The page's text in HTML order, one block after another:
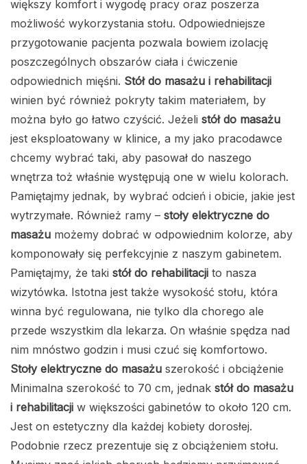
większy komfort i wygodę pracy oraz poszerza
możliwość wykorzystania stołu. Odpowiedniejsze
przygotowanie pacjenta pozwala bowiem izolację
poszczególnych obszarów ciała i ćwiczenie
odpowiednich mięśni. Stół do masażu i rehabilitacji
winien być również pokryty takim materiałem, by
można było go łatwo czyścić. Jeżeli stół do masażu
jest eksploatowany w klinice, a my jako pracodawce
chcemy wybrać taki, aby pasował do naszego
wnętrza toż właśnie występują one w wielu kolorach.
Pamiętajmy jednak, by wybrać odcień i obicie, jakie jest
wytrzymałe. Również ramy – stoły elektryczne do
masażu możemy dobrać w odpowiednim kolorze, aby
komponowały się perfekcyjnie z naszym gabinetem.
Pamiętajmy, że taki stół do rehabilitacji to nasza
wizytówka. Istotna jest także wysokość stołu, która
winna być regulowana, nie tylko dla chorego ale
przede wszystkim dla lekarza. On właśnie spędza nad
nim mnóstwo godzin i musi czuć się komfortowo.
Stoły elektryczne do masażu szerokość i obciążenie
Minimalna szerokość to 70 cm, jednak stół do masażu
i rehabilitacji w większości gabinetów to około 120 cm.
Jest on estetyczny dla każdej kobiety dorosłej.
Podobnie rzecz prezentuje się z obciążeniem stołu.